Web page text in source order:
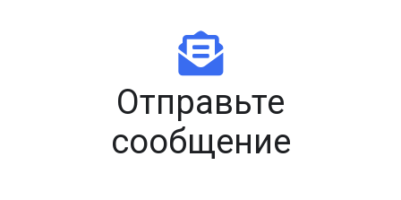
Отправьте
сообщение